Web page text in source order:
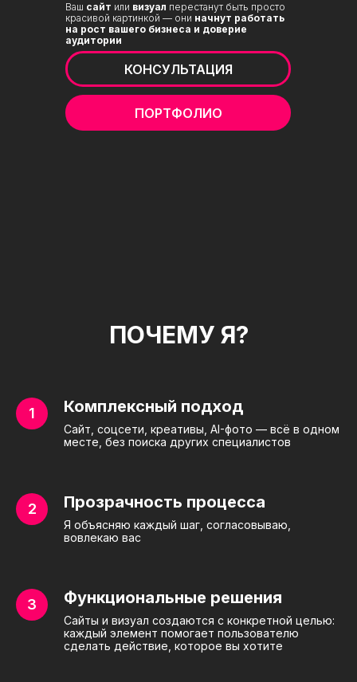
Ваш сайт или визуал перестанут быть просто
красивой картинкой — они начнут работать
на рост вашего бизнеса и доверие
аудитории
ПОРТФОЛИО
КОНСУЛЬТАЦИЯ
ПОЧЕМУ Я?
Комплексный подход
Сайт, соцсети, креативы, AI-фото — всё в одном
месте, без поиска других специалистов
Прозрачность процесса
Я объясняю каждый шаг, согласовываю,
вовлекаю вас
Функциональные решения
Сайты и визуал создаются с конкретной целью:
каждый элемент помогает пользователю
сделать действие, которое вы хотите